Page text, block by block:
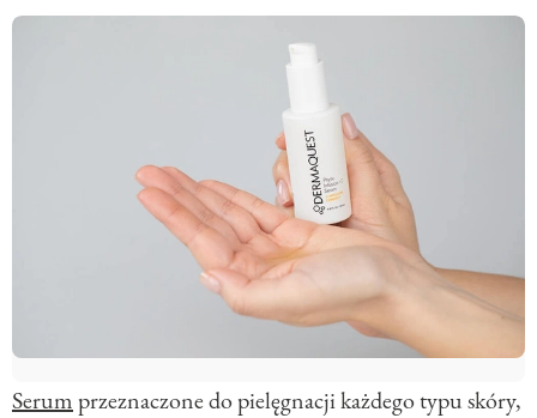
Serumprzeznaczone do pielęgnacji każdego typu skóry,